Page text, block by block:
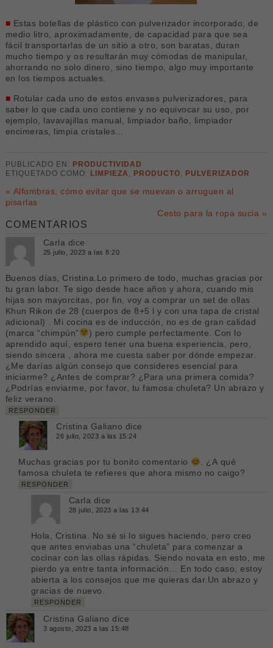
■ Estas botellas de plástico con pulverizador incorporado, de
medio litro, aproximadamente, de capacidad para que sea
fácil transportarlas de un sitio a otro, son baratas, duran
mucho tiempo y os resultarán muy cómodas de manipular,
ahorrando no solo dinero, sino tiempo, algo muy importante
en los tiempos actuales.
■ Rotular cada uno de estos envases pulverizadores, para
saber lo que cada uno contiene y no equivocar su uso, por
ejemplo, lavavajillas manual, limpiador baño, limpiador
encimeras, limpia cristales…
PUBLICADO EN: PRODUCTIVIDAD
ETIQUETADO COMO: LIMPIEZA , PRODUCTO, PULVERIZADOR
« Alfombras, cómo evitar que se muevan o arruguen al
pisarlas
Cesto para la ropa sucia »
COMENTARIOS
Carla dice
25 julio, 2023 a las 8:20
Buenos días, Cristina.Lo primero de todo, muchas gracias por
tu gran labor. Te sigo desde hace años y ahora, cuando mis
hijas son mayorcitas, por fin, voy a comprar un set de ollas
Khun Rikon de 28 (cuerpos de 8+5 l y con una tapa de cristal
adicional) . Mi cocina es de inducción, no es de gran calidad
(marca “chimpún”
) pero cumple perfectamente. Con lo
aprendido aquí, espero tener una buena experiencia, pero,
siendo sincera , ahora me cuesta saber por dónde empezar.
¿Me darías algún consejo que consideres esencial para
iniciarme? ¿Antes de comprar? ¿Para una primera comida?
¿Podrías enviarme, por favor, tu famosa chuleta? Un abrazo y
feliz verano.
RESPONDER
Cristina Galiano dice
26 julio, 2023 a las 15:24
Muchas gracias por tu bonito comentario
. ¿A qué
famosa chuleta te refieres que ahora mismo no caigo?
RESPONDER
Carla dice
28 julio, 2023 a las 13:44
Hola, Cristina. No sé si lo sigues haciendo, pero creo
que antes enviabas una “chuleta” para comenzar a
cocinar con las ollas rápidas. Siendo novata en esto, me
pierdo ya entre tanta información… En todo caso, estoy
abierta a los consejos que me quieras dar.Un abrazo y
gracias de nuevo.
RESPONDER
Cristina Galiano dice
3 agosto, 2023 a las 15:48